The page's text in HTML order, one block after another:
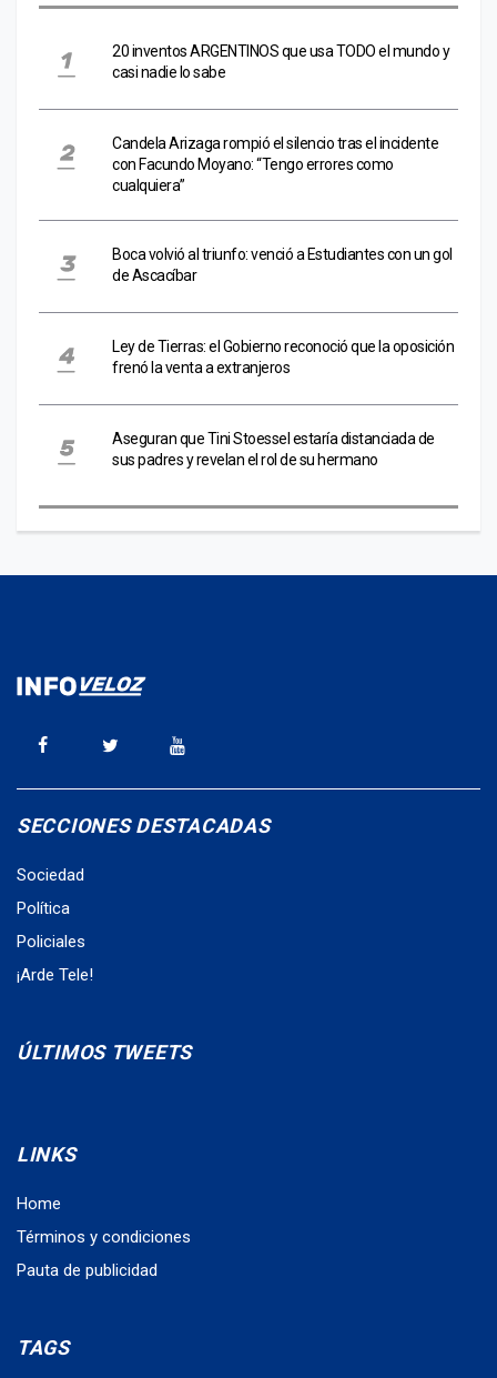
20 inventos ARGENTINOS que usa TODO el mundo y
casi nadie lo sabe
Candela Arizaga rompió el silencio tras el incidente
con Facundo Moyano: “Tengo errores como
cualquiera”
Boca volvió al triunfo: venció a Estudiantes con un gol
de Ascacíbar
Ley de Tierras: el Gobierno reconoció que la oposición
frenó la venta a extranjeros
Aseguran que Tini Stoessel estaría distanciada de
sus padres y revelan el rol de su hermano
SECCIONES DESTACADAS
Sociedad
Política
Policiales
¡Arde Tele!
ÚLTIMOS TWEETS
LINKS
Home
Términos y condiciones
Pauta de publicidad
TAGS